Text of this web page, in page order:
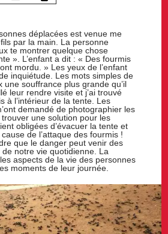
déplacées est venue me
par la main. La personne
te montrer quelque chose
». L’enfant a dit : « Des fourmis
mordu. » Les yeux de l’enfant
inquiétude. Les mots simples de
une souffrance plus grande qu’il
leur rendre visite et j’ai trouvé
à l’intérieur de la tente. Les
demandé de photographier les
une solution pour les
obligées d’évacuer la tente et
de l’attaque des fourmis !
que le danger peut venir des
notre vie quotidienne. La
aspects de la vie des personnes
moments de leur journée.